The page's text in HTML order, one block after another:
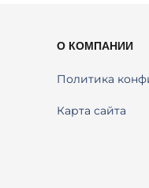
О КОМПАНИИ
Политика
Карта сайта